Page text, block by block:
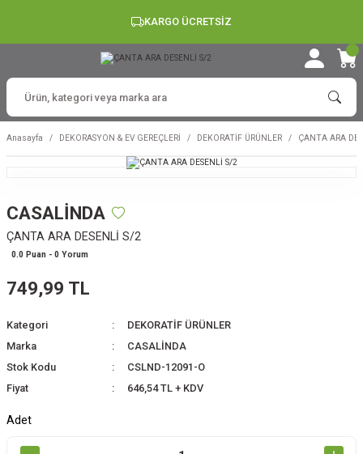
KARGO ÜCRETSİZ
Anasayfa DEKORASYON & EV GEREÇLERİ DEKORATİF ÜRÜNLER ÇANTA ARA
CASALİNDA
ÇANTA ARA DESENLİ S/2
0.0 Puan - 0 Yorum
749,99 TL
Kategori
DEKORATİF ÜRÜNLER
Marka
CASALİNDA
Stok Kodu
CSLND-12091-O
Fiyat
646,54 TL + KDV
Adet